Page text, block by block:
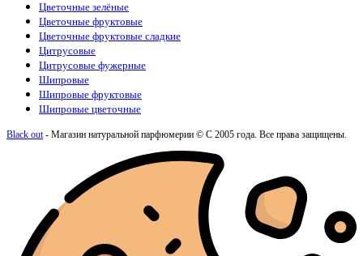
Цветочные зелёные
Цветочные фруктовые
Цветочные фруктовые сладкие
Цитрусовые
Цитрусовые фужерные
Шипровые
Шипровые фруктовые
Шипровые цветочные
Black out- Магазин натуральной парфюмерии © С 2005 года. Все права защищены.